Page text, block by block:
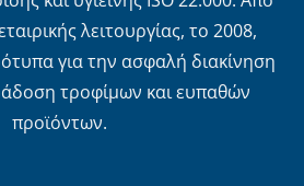
λειτουργίας, το 2008,
για την ασφαλή διακίνηση
τροφίμων και ευπαθών
προϊόντων.